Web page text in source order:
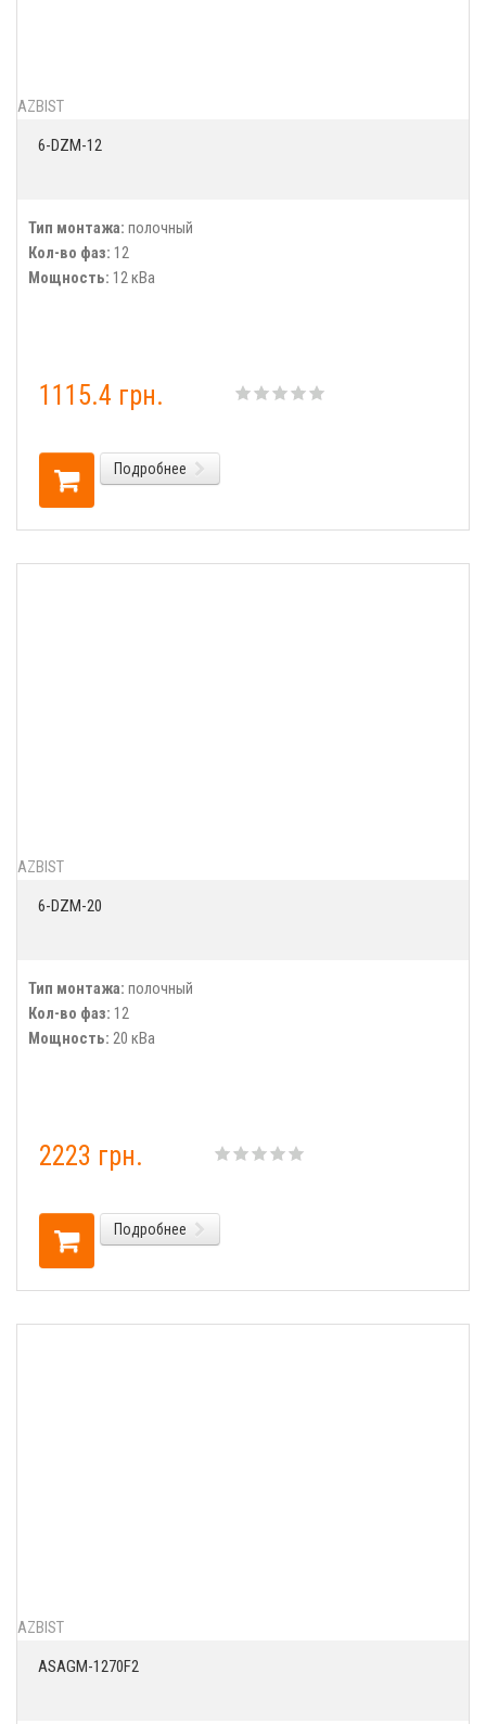
AZBIST
6-DZM-12
Тип монтажа: полочный
Кол-во фаз: 12
Мощность: 12 кВа
1115.4 грн.
Подробнее
AZBIST
6-DZM-20
Тип монтажа: полочный
Кол-во фаз: 12
Мощность: 20 кВа
2223 грн.
Подробнее
AZBIST
ASAGM-1270F2